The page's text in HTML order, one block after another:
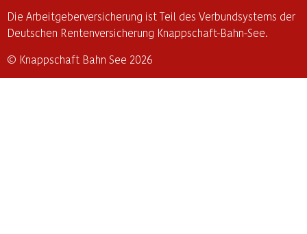
Die Arbeitgeberversicherung ist Teil des Verbundsystems der
Deutschen Rentenversicherung Knappschaft-Bahn-See.
© Knappschaft Bahn See 2026